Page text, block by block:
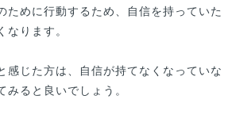
ために行動するため、自信を持っていた
なります。
感じた方は、自信が持てなくなっていな
みると良いでしょう。